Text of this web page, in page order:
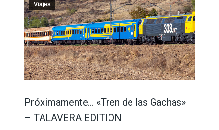
Viajes
Próximamente… «Tren de las Gachas»
– TALAVERA EDITION